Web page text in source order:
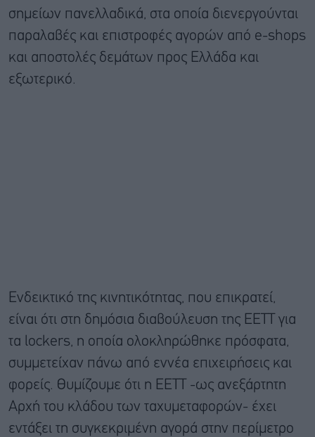
σημείων πανελλαδικά, στα οποία διενεργούνται
παραλαβές και επιστροφές αγορών από e-shops
και αποστολές δεμάτων προς Ελλάδα και
εξωτερικό.
Ενδεικτικό της κινητικότητας, που επικρατεί,
είναι ότι στη δημόσια διαβούλευση της ΕΕΤΤ για
τα lockers, η οποία ολοκληρώθηκε πρόσφατα,
συμμετείχαν πάνω από εννέα επιχειρήσεις και
φορείς. Θυμίζουμε ότι η ΕΕΤΤ -ως ανεξάρτητη
Αρχή του κλάδου των ταχυμεταφορών- έχει
εντάξει τη συγκεκριμένη αγορά στην περίμετρο